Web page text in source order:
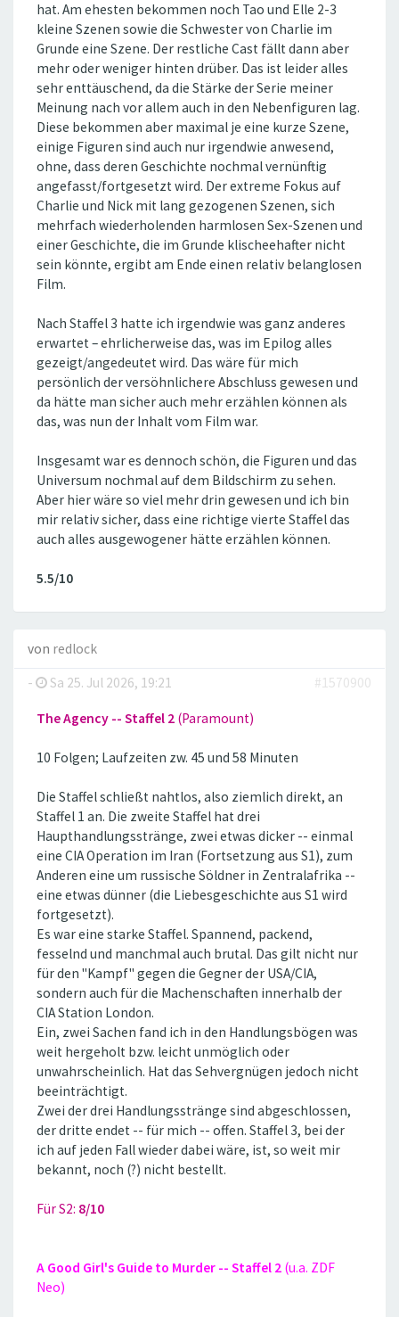
hat. Am ehesten bekommen noch Tao und Elle 2-3
kleine Szenen sowie die Schwester von Charlie im
Grunde eine Szene. Der restliche Cast fällt dann aber
mehr oder weniger hinten drüber. Das ist leider alles
sehr enttäuschend, da die Stärke der Serie meiner
Meinung nach vor allem auch in den Nebenfiguren lag.
Diese bekommen aber maximal je eine kurze Szene,
einige Figuren sind auch nur irgendwie anwesend,
ohne, dass deren Geschichte nochmal vernünftig
angefasst/fortgesetzt wird. Der extreme Fokus auf
Charlie und Nick mit lang gezogenen Szenen, sich
mehrfach wiederholenden harmlosen Sex-Szenen und
einer Geschichte, die im Grunde klischeehafter nicht
sein könnte, ergibt am Ende einen relativ belanglosen
Film.
Nach Staffel 3 hatte ich irgendwie was ganz anderes
erwartet – ehrlicherweise das, was im Epilog alles
gezeigt/angedeutet wird. Das wäre für mich
persönlich der versöhnlichere Abschluss gewesen und
da hätte man sicher auch mehr erzählen können als
das, was nun der Inhalt vom Film war.
Insgesamt war es dennoch schön, die Figuren und das
Universum nochmal auf dem Bildschirm zu sehen.
Aber hier wäre so viel mehr drin gewesen und ich bin
mir relativ sicher, dass eine richtige vierte Staffel das
auch alles ausgewogener hätte erzählen können.
5.5/10
von redlock
-
Sa 25. Jul 2026, 19:21 #1570900
The Agency -- Staffel 2 (Paramount)
10 Folgen; Laufzeiten zw. 45 und 58 Minuten
Die Staffel schließt nahtlos, also ziemlich direkt, an
Staffel 1 an. Die zweite Staffel hat drei
Haupthandlungsstränge, zwei etwas dicker -- einmal
eine CIA Operation im Iran (Fortsetzung aus S1), zum
Anderen eine um russische Söldner in Zentralafrika --
eine etwas dünner (die Liebesgeschichte aus S1 wird
fortgesetzt).
Es war eine starke Staffel. Spannend, packend,
fesselnd und manchmal auch brutal. Das gilt nicht nur
für den ''Kampf'' gegen die Gegner der USA/CIA,
sondern auch für die Machenschaften innerhalb der
CIA Station London.
Ein, zwei Sachen fand ich in den Handlungsbögen was
weit hergeholt bzw. leicht unmöglich oder
unwahrscheinlich. Hat das Sehvergnügen jedoch nicht
beeinträchtigt.
Zwei der drei Handlungsstränge sind abgeschlossen,
der dritte endet -- für mich -- offen. Staffel 3, bei der
ich auf jeden Fall wieder dabei wäre, ist, so weit mir
bekannt, noch (?) nicht bestellt.
Für S2: 8/10
A Good Girl's Guide to Murder -- Staffel 2 (u.a. ZDF
Neo)